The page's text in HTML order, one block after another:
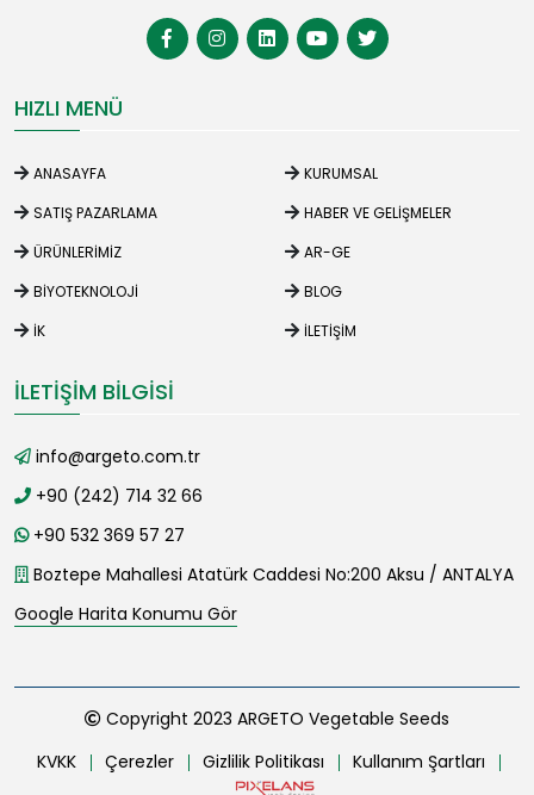
HIZLI MENÜ
ANASAYFA
KURUMSAL
SATIŞ PAZARLAMA
HABER VE GELIŞMELER
ÜRÜNLERIMIZ
AR-GE
BIYOTEKNOLOJI
BLOG
İK
İLETIŞIM
İLETIŞIM BILGISI
info@argeto.com.tr
+90 (242) 714 32 66
+90 532 369 57 27
Boztepe Mahallesi Atatürk Caddesi No:200 Aksu / ANTALYA
Google Harita Konumu Gör
Copyright 2023 ARGETO Vegetable Seeds
KVKK
Çerezler Gizlilik Politikası Kullanım Şartları